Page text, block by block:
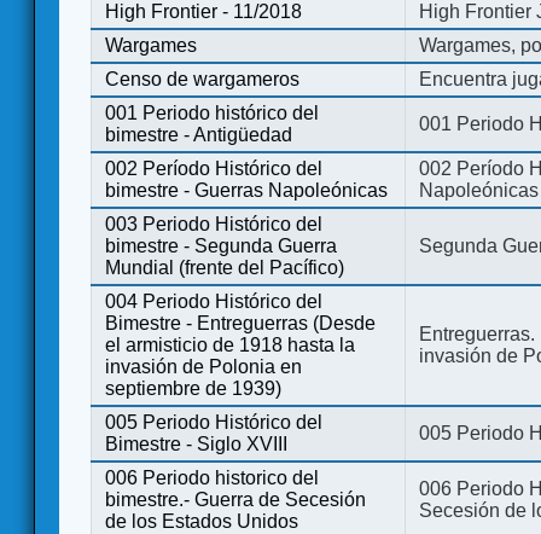
High Frontier - 11/2018
High Frontier
Wargames
Wargames,
Censo de wargameros
Encuentra
001 Periodo histórico del
bimestre - Antigüedad
001 Periodo
002 Período Histórico del
bimestre - Guerras Napoleónicas
002 Período
Napoleónicas
003 Periodo Histórico del
bimestre - Segunda Guerra
Mundial (frente del Pacífico)
Segunda
004 Periodo Histórico del
Bimestre - Entreguerras (Desde
el armisticio de 1918 hasta la
invasión de Polonia en
septiembre de 1939)
invasión de
005 Periodo Histórico del
Bimestre - Siglo XVIII
005 Periodo
006 Periodo historico del
bimestre.- Guerra de Secesión
de los Estados Unidos
006 Periodo
Secesión de